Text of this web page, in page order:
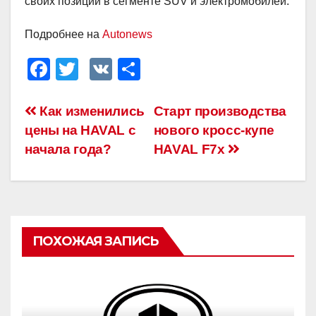
Подробнее на Autonews
F
c
e
b
o
k
tt
er
V
р
и
Навигация
по
записям
Старт производства
нового кросс-купе
HAVAL F7x
Как изменились
цены на HAVAL с
начала года?
ПОХОЖАЯ ЗАПИСЬ